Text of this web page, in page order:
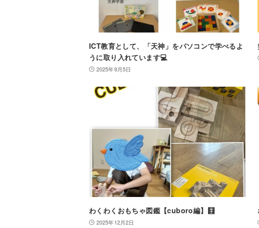
ICT教育として、「天神」をパソコンで学べるよ
うに取り入れています💻
2025年9月5日
わくわくおもちゃ図鑑【cuboro編】🧮
2025年12月2日